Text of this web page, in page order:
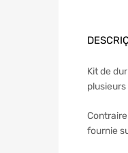
Kit de
fournie